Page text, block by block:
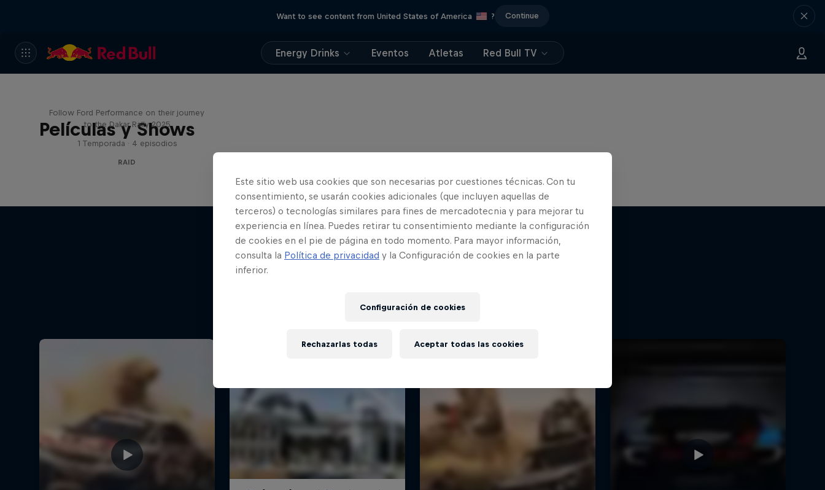
Want to see content from United States of America ? Continue
Energy Drinks Eventos Atletas Red Bull TV
Películas y Shows
Follow Ford Performance on their journey
to the Dakar Rally 2025
1 Temporada · 4 episodios
RAID
Este sitio web usa cookies que son necesarias por cuestiones técnicas. Con tu
consentimiento, se usarán cookies adicionales (que incluyen aquellas de
terceros) o tecnologías similares para fines de mercadotecnia y para mejorar tu
experiencia en línea. Puedes retirar tu consentimiento mediante la configuración
de cookies en el pie de página en todo momento. Para mayor información,
consulta la Política de privacidad y la Configuración de cookies en la parte
inferior.
Configuración de cookies
Rechazarlas todas Aceptar todas las cookies